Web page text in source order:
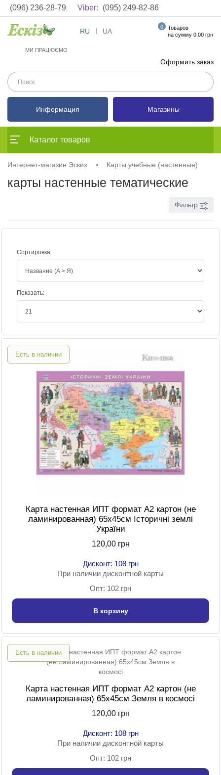
(096) 236-28-79 Viber: (095) 249-82-86
МИ ПРАЦЮЄМО
Оформить заказ
RU UA Товаров
0
на сумму 0,00 грн
Информация Магазины
Каталог товаров
Интернет-магазин Эскиз Карты учебные (настенные)
карты настенные тематические
Фильтр
Сортировка:
Показать:
Есть в наличии
Карта настенная ИПТ формат А2 картон (не
ламинированная) 65х45см Історичні землі
України
120,00 грн
Дисконт: 108 грн
При наличии дисконтной карты
Опт: 102 грн
В корзину
Есть в наличии
Карта настенная ИПТ формат А2 картон (не
ламинированная) 65х45см Земля в космосі
120,00 грн
Дисконт: 108 грн
При наличии дисконтной карты
Опт: 102 грн